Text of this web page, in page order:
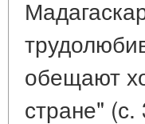
обещают
стране"